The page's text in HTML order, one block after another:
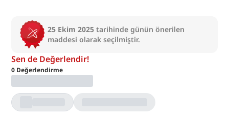
25 Ekim 2025 tarihinde günün önerilen
maddesi olarak seçilmiştir.
Sen de Değerlendir!
0 Değerlendirme